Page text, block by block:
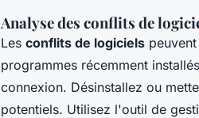
Analyse des conflits de
Les conflits de logiciels
programmes récemment
connexion. Désinstallez ou
potentiels. Utilisez l'outil de